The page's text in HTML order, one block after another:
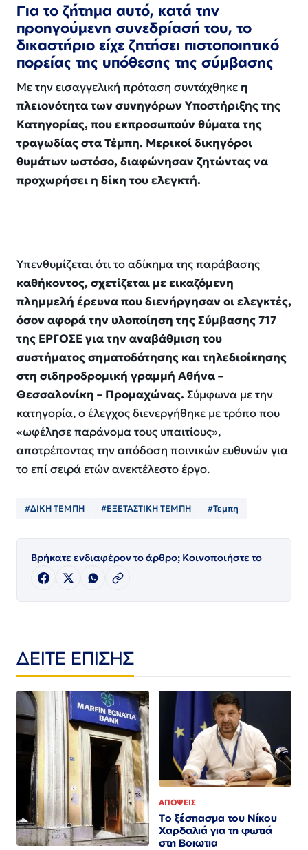
Για το ζήτημα αυτό, κατά την
προηγούμενη συνεδρίασή του, το
δικαστήριο είχε ζητήσει πιστοποιητικό
πορείας της υπόθεσης της σύμβασης
Με την εισαγγελική πρόταση συντάχθηκε η
πλειονότητα των συνηγόρων Υποστήριξης της
Κατηγορίας, που εκπροσωπούν θύματα της
τραγωδίας στα Τέμπη. Μερικοί δικηγόροι
θυμάτων ωστόσο, διαφώνησαν ζητώντας να
προχωρήσει η δίκη του ελεγκτή.
Υπενθυμίζεται ότι το αδίκημα της παράβασης
καθήκοντος, σχετίζεται με εικαζόμενη
πλημμελή έρευνα που διενήργησαν οι ελεγκτές,
όσον αφορά την υλοποίηση της Σύμβασης 717
της ΕΡΓΟΣΕ για την αναβάθμιση του
συστήματος σηματοδότησης και τηλεδιοίκησης
στη σιδηροδρομική γραμμή Αθήνα –
Θεσσαλονίκη – Προμαχώνας. Σύμφωνα με την
κατηγορία, ο έλεγχος διενεργήθηκε με τρόπο που
«ωφέλησε παράνομα τους υπαιτίους»,
αποτρέποντας την απόδοση ποινικών ευθυνών για
το επί σειρά ετών ανεκτέλεστο έργο.
#ΔΙΚΗ ΤΕΜΠΗ #ΕΞΕΤΑΣΤΙΚΗ ΤΕΜΠΗ #Τεμπη
Βρήκατε ενδιαφέρον το άρθρο; Κοινοποιήστε το
ΔΕΙΤΕ ΕΠΙΣΗΣ
ΑΠΟΨΕΙΣ
Το ξέσπασμα του Νίκου
Χαρδαλιά για τη φωτιά
στη Βοιωτια